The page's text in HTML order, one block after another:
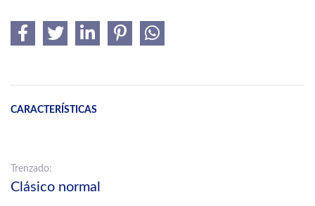
CARACTERÍSTICAS
Trenzado:
Clásico normal